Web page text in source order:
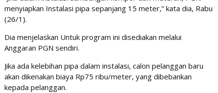
menyiapkan Instalasi pipa sepanjang 15 meter,” kata dia, Rabu
(26/1).
Dia menjelaskan Untuk program ini disediakan melalui
Anggaran PGN sendiri.
Jika ada kelebihan pipa dalam instalasi, calon pelanggan baru
akan dikenakan biaya Rp75 ribu/meter, yang dibebankan
kepada pelanggan.